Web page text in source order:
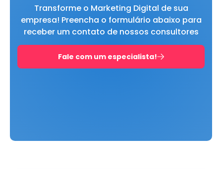
Transforme o Marketing Digital de sua
empresa! Preencha o formulário abaixo para
receber um contato de nossos consultores
Fale com um especialista!